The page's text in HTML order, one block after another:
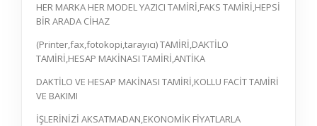
HER MARKA HER MODEL YAZICI TAMİRİ,FAKS TAMİRİ,HEPSİ
BİR ARADA CİHAZ
(Printer,fax,fotokopi,tarayıcı) TAMİRİ,DAKTİLO
TAMİRİ,HESAP MAKİNASI TAMİRİ,ANTİKA
DAKTİLO VE HESAP MAKİNASI TAMİRİ,KOLLU FACİT TAMİRİ
VE BAKIMI
İŞLERİNİZİ AKSATMADAN,EKONOMİK FİYATLARLA